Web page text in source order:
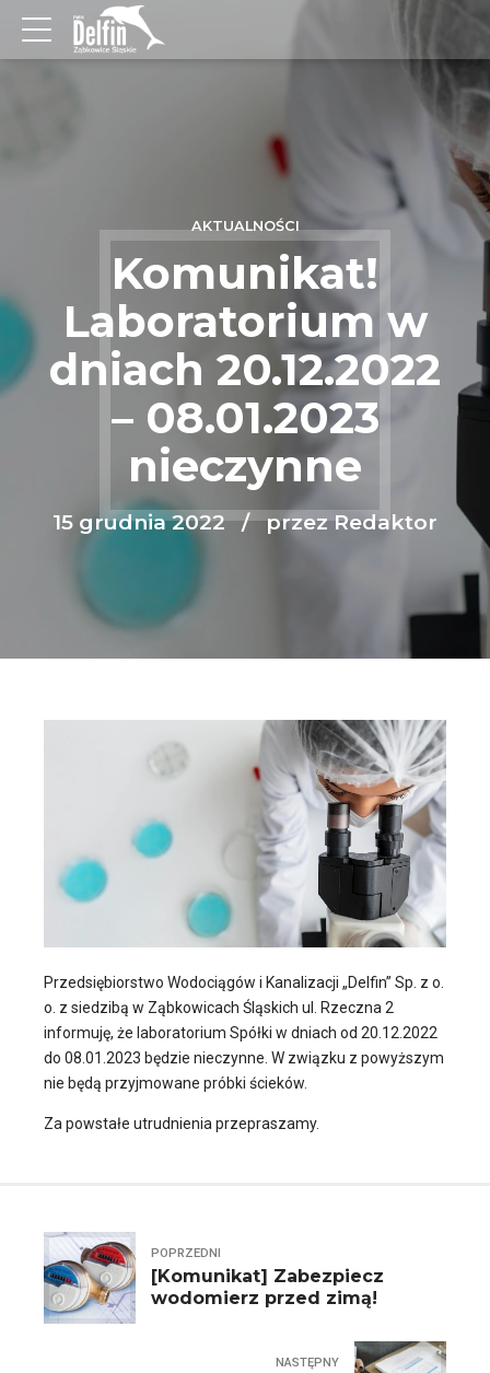
AKTUALNOŚCI
Komunikat!
Laboratorium w
dniach 20.12.2022
– 08.01.2023
nieczynne
15 grudnia 2022 przez Redaktor
Przedsiębiorstwo Wodociągów i Kanalizacji „Delfin” Sp. z o.
o. z siedzibą w Ząbkowicach Śląskich ul. Rzeczna 2
informuję, że laboratorium Spółki w dniach od 20.12.2022
do 08.01.2023 będzie nieczynne. W związku z powyższym
nie będą przyjmowane próbki ścieków.
Za powstałe utrudnienia przepraszamy.
POPRZEDNI
[Komunikat] Zabezpiecz
wodomierz przed zimą!
NASTĘPNY